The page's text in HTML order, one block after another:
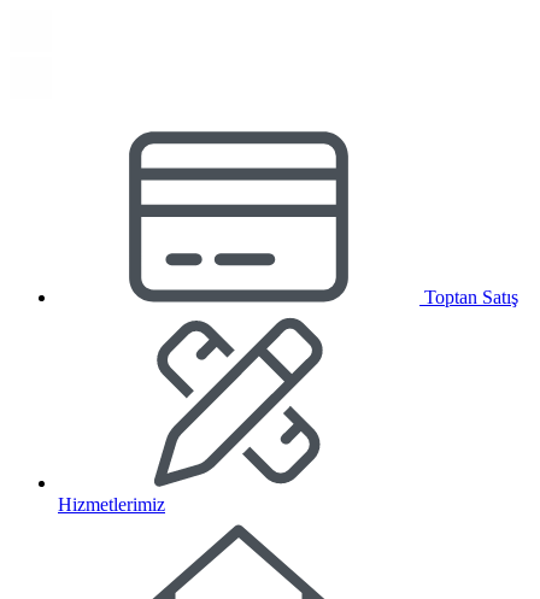
Toptan Satış
Hizmetlerimiz